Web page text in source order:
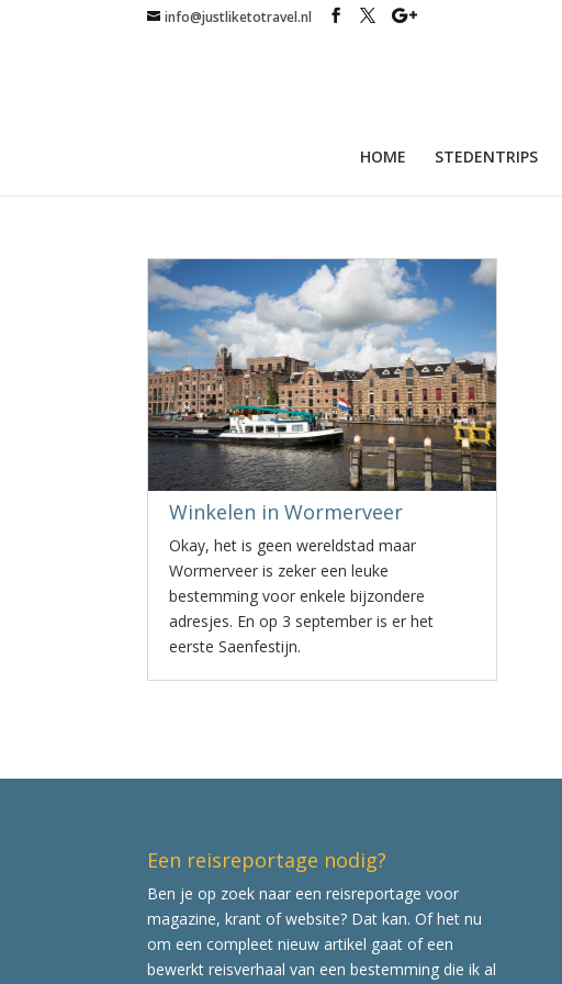
info@justliketotravel.nl
HOME STEDENTRIPS
Winkelen in Wormerveer
Okay, het is geen wereldstad maar
Wormerveer is zeker een leuke
bestemming voor enkele bijzondere
adresjes. En op 3 september is er het
eerste Saenfestijn.
Een reisreportage nodig?
Ben je op zoek naar een reisreportage voor
magazine, krant of website? Dat kan. Of het nu
om een compleet nieuw artikel gaat of een
bewerkt reisverhaal van een bestemming die ik al